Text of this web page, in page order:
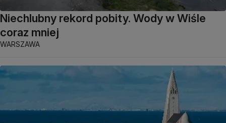
Niechlubny rekord pobity. Wody w Wiśle
coraz mniej
WARSZAWA